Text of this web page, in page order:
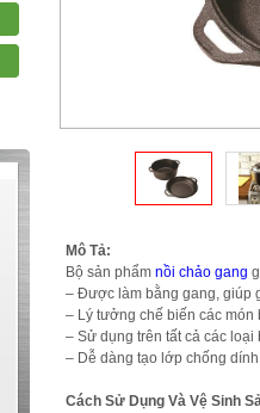
Mô Tả:
Bộ sản phẩm nồi chảo gang
– Được làm bằng gang, giúp
– Lý tưởng chế biến các
– Sử dụng trên tất cả các
– Dễ dàng tạo lớp chống
Cách Sử Dụng Và Vệ Sinh